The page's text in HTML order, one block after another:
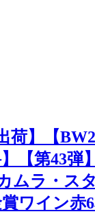
荷】【
【第43弾
ムラ・ス
ワイン赤